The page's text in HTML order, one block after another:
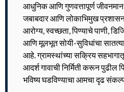
आधुनिक आणि गुणवत्तापूर्ण
जबाबदार आणि लोकाभिमुख
आरोग्य, स्वच्छता, पिण्याचे पाणी,
आणि मूलभूत सोयी-सुविधांचा
आहे. ग्रामस्थांच्या सक्रिय
आदर्श गावाची निर्मिती करून पुढील
भविष्य घडविण्याचा आमचा दृढ